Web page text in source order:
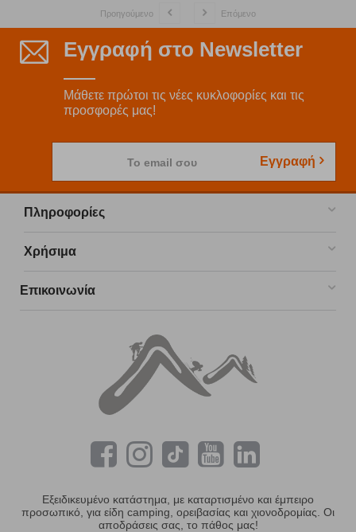
Προηγούμενο Επόμενο
Εγγραφή στο Newsletter
Μάθετε πρώτοι τις νέες κυκλοφορίες και τις
προσφορές μας!
Το email σου Εγγραφή
Πληροφορίες
Χρήσιμα
Επικοινωνία
Εξειδικευμένο κατάστημα, με καταρτισμένο και έμπειρο
προσωπικό, για είδη camping, ορειβασίας και χιονοδρομίας. Οι
αποδράσεις σας, το πάθος μας!